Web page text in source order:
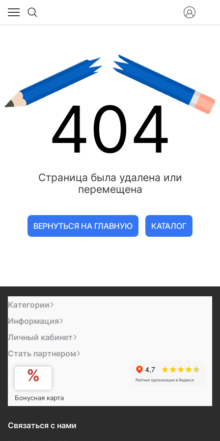
404
Страница была удалена или
перемещена
ВЕРНУТЬСЯ НА ГЛАВНУЮ КАТАЛОГ
Категории
Информация
Личный кабинет
Стать партнером
Бонусная карта
Связаться с нами